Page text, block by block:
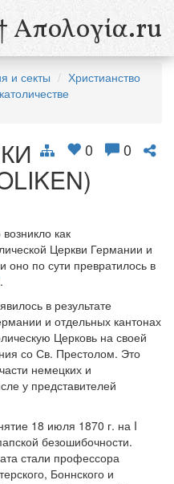
и мученица
Απολογία.ru
и секты
Христианство
0 0
как
Церкви Германии и
оно по сути превратилось в
.
в результате
и отдельных кантонах
Церковь на своей
со Св. Престолом. Это
немецких и
у представителей
18 июля 1870 г. на I
безошибочности.
стали профессора
Боннского и